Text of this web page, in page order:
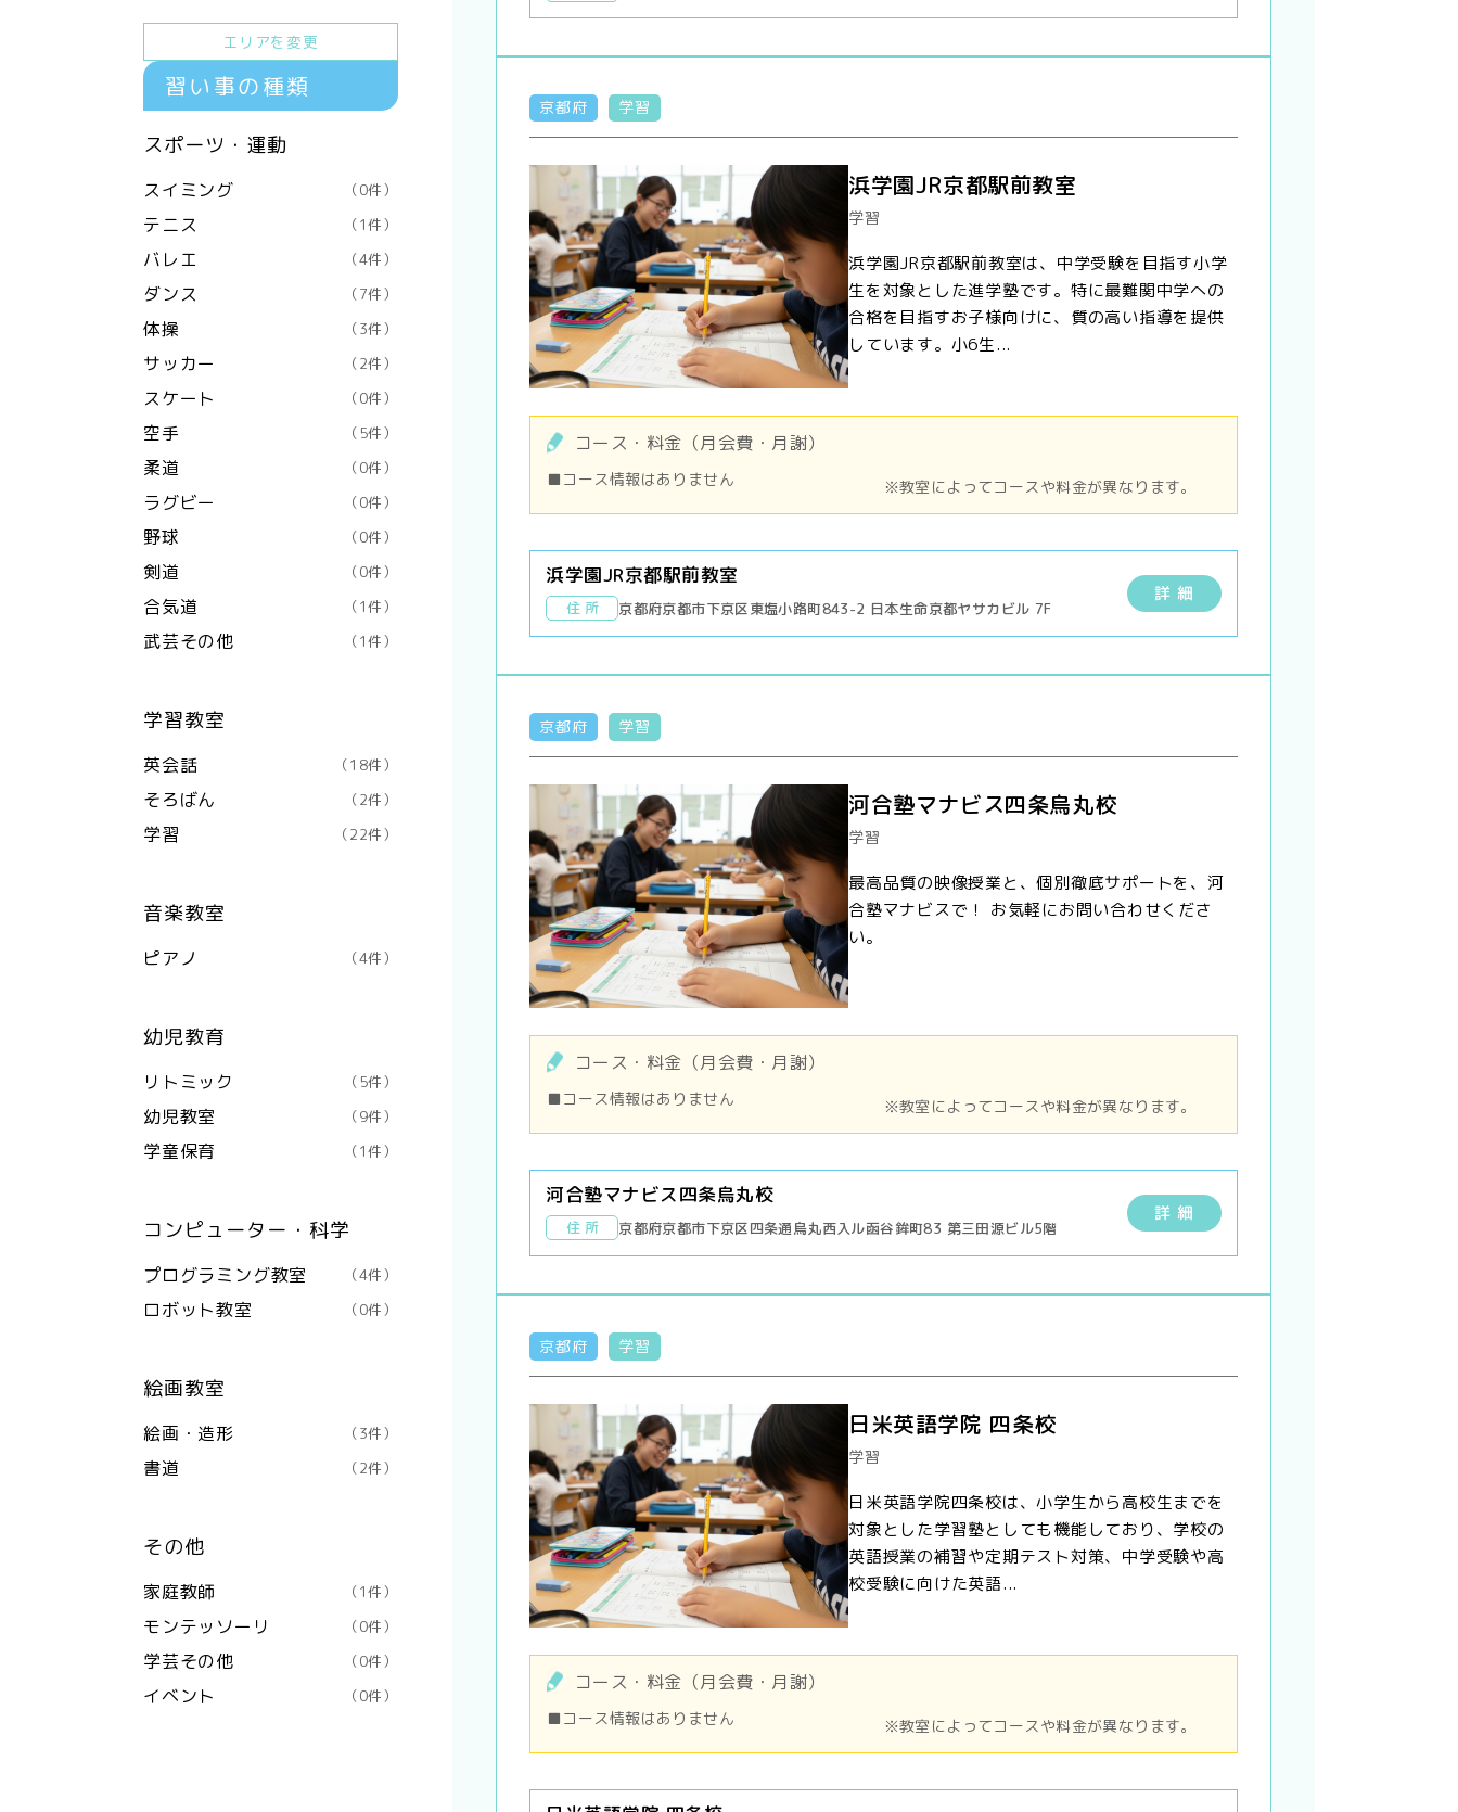
エリアを変更
習い事の種類
スポーツ・運動
スイミング （0件）
テニス （1件）
バレエ （4件）
ダンス （7件）
体操 （3件）
サッカー （2件）
スケート （0件）
空手 （5件）
柔道 （0件）
ラグビー （0件）
野球 （0件）
剣道 （0件）
合気道 （1件）
武芸その他 （1件）
学習教室
英会話 （18件）
そろばん （2件）
学習 （22件）
音楽教室
ピアノ （4件）
幼児教育
リトミック （5件）
幼児教室 （9件）
学童保育 （1件）
コンピューター・科学
プログラミング教室 （4件）
ロボット教室 （0件）
絵画教室
絵画・造形 （3件）
書道 （2件）
その他
家庭教師 （1件）
モンテッソーリ （0件）
学芸その他 （0件）
イベント （0件）
京都府 学習
浜学園JR京都駅前教室
学習
浜学園JR京都駅前教室は、中学受験を目指す小学
生を対象とした進学塾です。特に最難関中学への
合格を目指すお子様向けに、質の高い指導を提供
しています。小6生...
コース・料金（月会費・月謝）
■コース情報はありません ※教室によってコースや料金が異なります。
浜学園JR京都駅前教室
住 所 京都府京都市下京区東塩小路町843-2 日本生命京都ヤサカビル 7F
詳 細
京都府 学習
河合塾マナビス四条烏丸校
学習
最高品質の映像授業と、個別徹底サポートを、河
合塾マナビスで！ お気軽にお問い合わせくださ
い。
コース・料金（月会費・月謝）
■コース情報はありません ※教室によってコースや料金が異なります。
河合塾マナビス四条烏丸校
住 所 京都府京都市下京区四条通烏丸西入ル函谷鉾町83 第三田源ビル5階
詳 細
京都府 学習
日米英語学院 四条校
学習
日米英語学院四条校は、小学生から高校生までを
対象とした学習塾としても機能しており、学校の
英語授業の補習や定期テスト対策、中学受験や高
校受験に向けた英語...
コース・料金（月会費・月謝）
■コース情報はありません ※教室によってコースや料金が異なります。